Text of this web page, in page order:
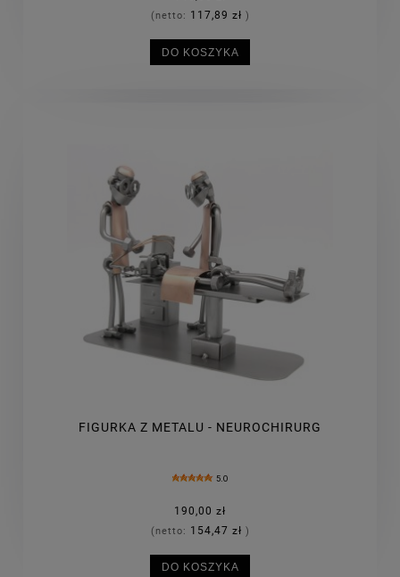
(netto: 117,89 zł )
DO KOSZYKA
FIGURKA Z METALU - NEUROCHIRURG
5.0
190,00 zł
(netto: 154,47 zł )
DO KOSZYKA